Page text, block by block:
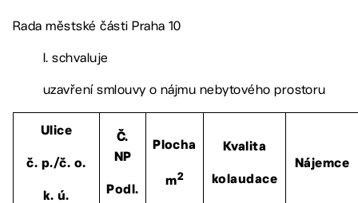
Rada městské části Praha 10
I. schvaluje
uzavření smlouvy o nájmu nebytového prostoru
Ulice
č. p./č. o.
k. ú.
Č.
NP
Podl.
Plocha
m2
Kvalita
kolaudace
Nájemce